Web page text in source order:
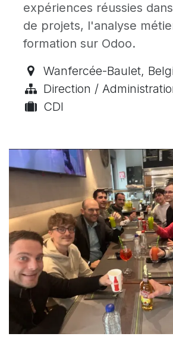
expériences réussies
de projets, l'analyse
formation sur Odoo.
Wanfercée-Baulet,
Direction /
CDI